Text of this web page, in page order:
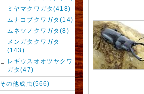
ミヤマクワガタ(418)
ムナコブクワガタ(14)
ムネツノクワガタ(8)
メンガタクワガタ
(143)
レギウスオオツヤクワ
ガタ(47)
その他成虫(566)